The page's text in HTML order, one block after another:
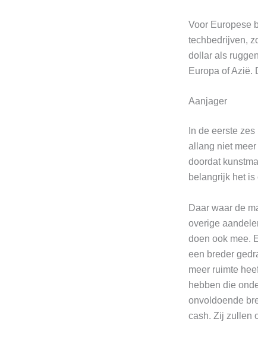
Voor Europese
techbedrijven,
dollar als
Europa of Azië.
Aanjager
In de eerste
allang niet
doordat
belangrijk het
Daar waar de
overige
doen ook mee.
een breder
meer ruimte
hebben die
onvoldoende
cash. Zij zullen